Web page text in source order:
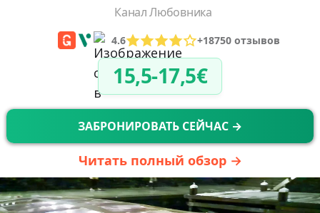
Канал Любовника
4.6 +18750 отзывов
15,5-17,5€
ЗАБРОНИРОВАТЬ СЕЙЧАС →
Читать полный обзор →